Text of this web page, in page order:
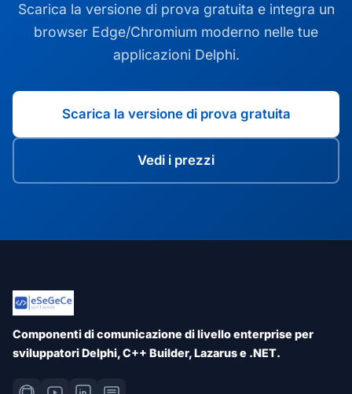
Scarica la versione di prova gratuita e integra un
browser Edge/Chromium moderno nelle tue
applicazioni Delphi.
Scarica la versione di prova gratuita
Vedi i prezzi
Componenti di comunicazione di livello enterprise per
sviluppatori Delphi, C++ Builder, Lazarus e .NET.